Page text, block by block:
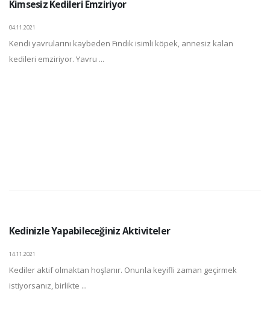
Kimsesiz Kedileri Emziriyor
04.11.2021
Kendi yavrularını kaybeden Fındık isimli köpek, annesiz kalan
kedileri emziriyor. Yavru ...
Kedinizle Yapabileceğiniz Aktiviteler
14.11.2021
Kediler aktif olmaktan hoşlanır. Onunla keyifli zaman geçirmek
istiyorsanız, birlikte ...